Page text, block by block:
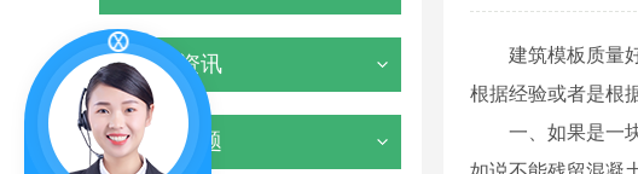
行业资讯
常见问题
建筑模板质量
根据经验或者是根
一、如果是一